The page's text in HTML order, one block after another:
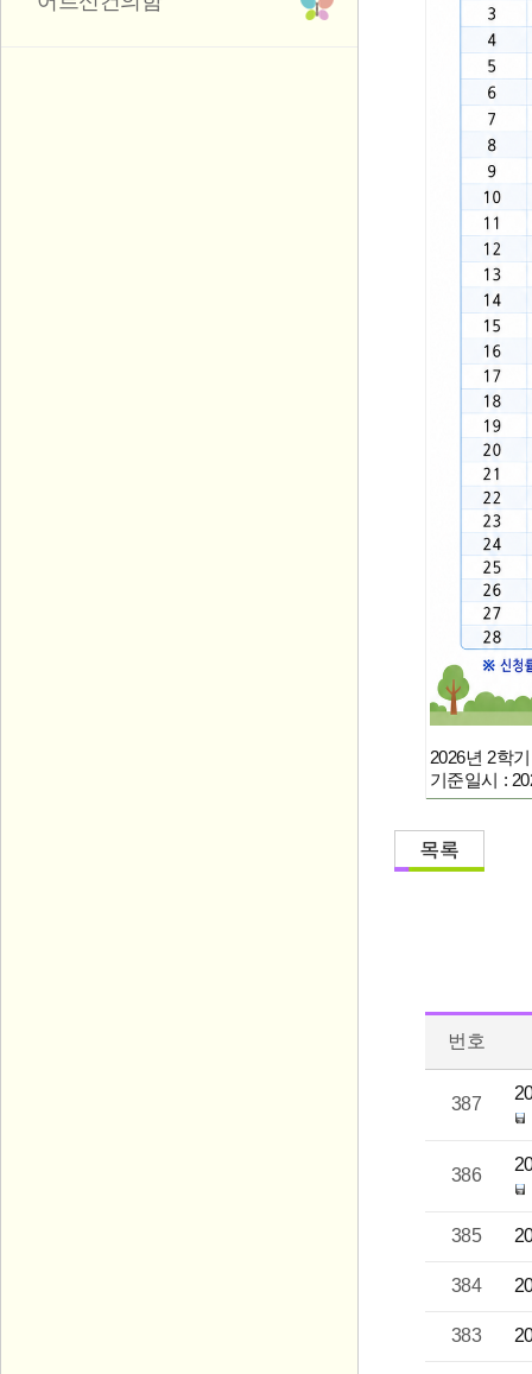
2026년 2학
기준일시 :
번호
387
386
385
384
383